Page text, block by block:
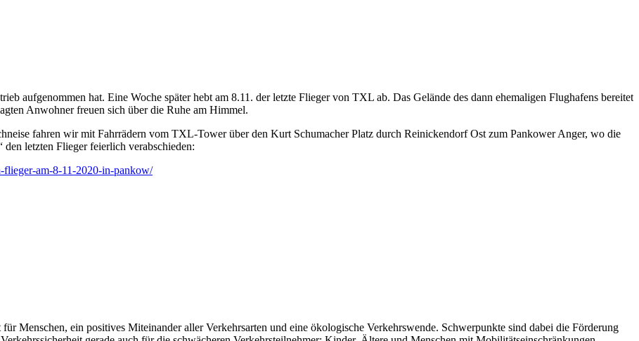
aufgenommen hat. Eine Woche später hebt am 8.11. der letzte Flieger von TXL ab. Das Gelände des dann ehemaligen Flughafens bereitet
Anwohner freuen sich über die Ruhe am Himmel.
fahren wir mit Fahrrädern vom TXL-Tower über den Kurt Schumacher Platz durch Reinickendorf Ost zum Pankower Anger, wo die
letzten Flieger feierlich verabschieden:
flieger-am-8-11-2020-in-pankow/
Menschen, ein positives Miteinander aller Verkehrsarten und eine ökologische Verkehrswende. Schwerpunkte sind dabei die Förderung